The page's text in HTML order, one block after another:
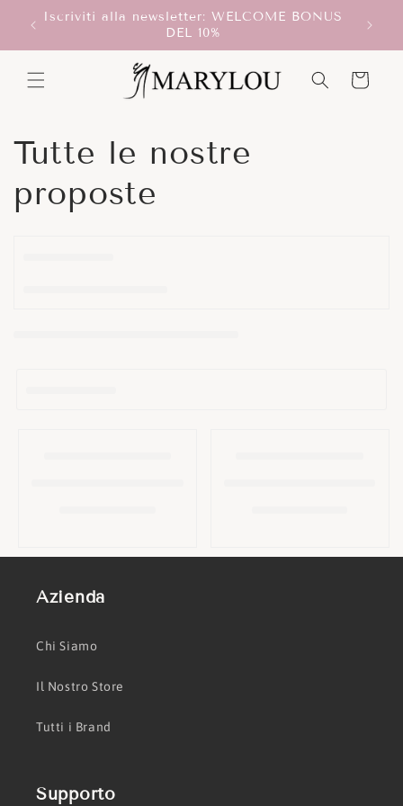
direttamente
Iscriviti alla newsletter: WELCOME BONUS
DEL 10%
Carrello
C
o
:
Tutte le nostre
proposte
Azienda
Chi Siamo
Il Nostro Store
Tutti i Brand
Supporto